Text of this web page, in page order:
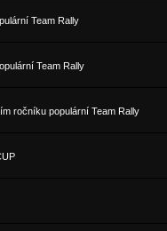
Team Rally
Team Rally
ročníku populární Team Rally